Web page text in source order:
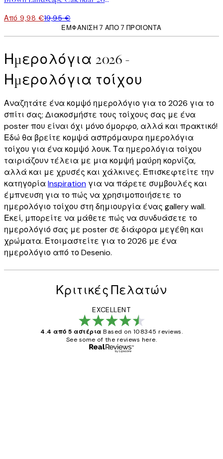
Από 9,98 €19,95 €
ΕΜΦΆΝΙΣΗ 7 ΑΠΌ 7 ΠΡΟΪΌΝΤΑ
Ημερολόγια 2026 -
Ημερολόγια τοίχου
Αναζητάτε ένα κομψό ημερολόγιο για το 2026 για το
σπίτι σας; Διακοσμήστε τους τοίχους σας με ένα
poster που είναι όχι μόνο όμορφο, αλλά και πρακτικό!
Εδώ θα βρείτε κομψά ασπρόμαυρα ημερολόγια
τοίχου για ένα κομψό λουκ. Τα ημερολόγια τοίχου
ταιριάζουν τέλεια με μια κομψή μαύρη κορνίζα,
αλλά και με χρυσές και χάλκινες. Επισκεφτείτε την
κατηγορία Inspiration για να πάρετε συμβουλές και
έμπνευση για το πώς να χρησιμοποιήσετε το
ημερολόγιο τοίχου στη δημιουργία ένας gallery wall.
Εκεί, μπορείτε να μάθετε πώς να συνδυάσετε το
ημερολόγιό σας με poster σε διάφορα μεγέθη και
χρώματα. Ετοιμαστείτε για το 2026 με ένα
ημερολόγιο από το Desenio.
Κριτικές Πελατών
EXCELLENT
4.4 από 5 αστέρια Based on 108345 reviews.
See some of the reviews here.